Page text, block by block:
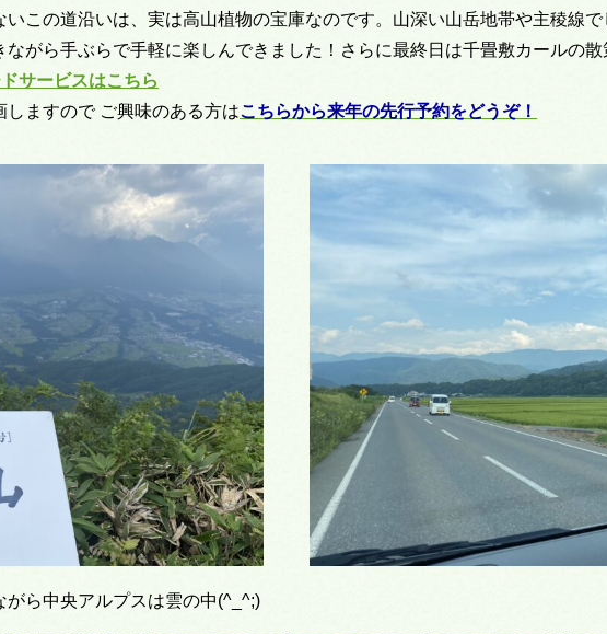
この道沿いは、実は高山植物の宝庫なのです。山深い山岳地帯や主稜線
がら手ぶらで手軽に楽しんできました！さらに最終日は千畳敷カールの
サービスはこちら
ますので ご興味のある方はこちらから来年の先行予約をどうぞ！
ら中央アルプスは雲の中(^_^;)